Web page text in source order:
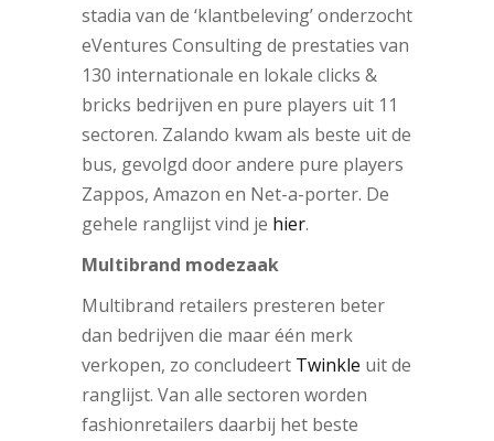
stadia van de ‘klantbeleving’ onderzocht
eVentures Consulting de prestaties van
130 internationale en lokale clicks &
bricks bedrijven en pure players uit 11
sectoren. Zalando kwam als beste uit de
bus, gevolgd door andere pure players
Zappos, Amazon en Net-a-porter. De
gehele ranglijst vind je hier.
Multibrand modezaak
Multibrand retailers presteren beter
dan bedrijven die maar één merk
verkopen, zo concludeert Twinkle uit de
ranglijst. Van alle sectoren worden
fashionretailers daarbij het beste